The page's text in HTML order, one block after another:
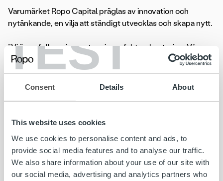
TEST
Consent Details About
This website uses cookies
We use cookies to personalise content and ads, to
provide social media features and to analyse our traffic.
We also share information about your use of our site with
our social media, advertising and analytics partners who
Varumärket Ropo Capital präglas av innovation och
nytänkande, en vilja att ständigt utvecklas och skapa nytt.
”Vi är en fullservicepartner inom fakturahantering. Vår
vision är att utmana hela idén med fakturering genom att
ständigt utveckla våra automatiserade och digitaliserade
tjänster. Genom vår tekniska plattform och med en unik
kassaflöden genom att få betalt snabbare. Det gör oss till
organisationer”, avslutar Rickard Westlund.
För mer information, kontakta gärna: